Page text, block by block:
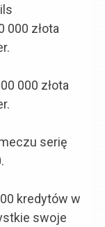
000 złota
000 złota
serię
kredytów w
swoje